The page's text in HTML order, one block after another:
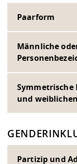
Paarform
Männliche
Symmetrische
und
Partizip und